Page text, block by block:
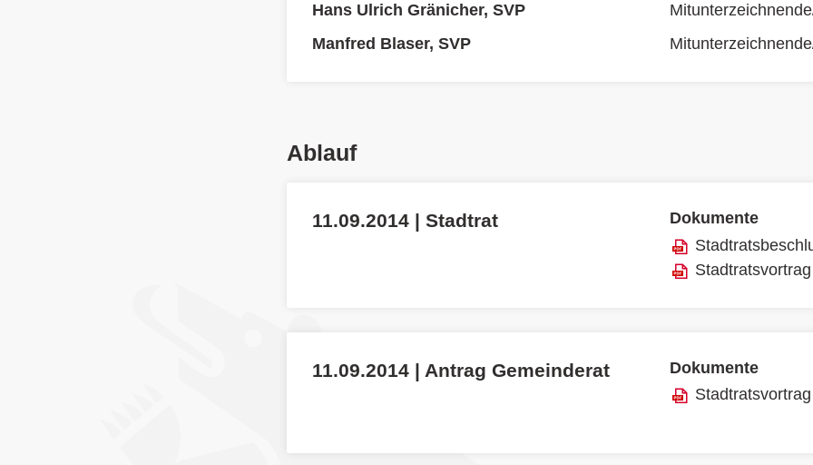
Hans Ulrich Gränicher, SVP
Manfred Blaser, SVP
Ablauf
11.09.2014 | Stadtrat
Dokumente
Stadtratsvortrag
11.09.2014 | Antrag Gemeinderat
Dokumente
Stadtratsvortrag